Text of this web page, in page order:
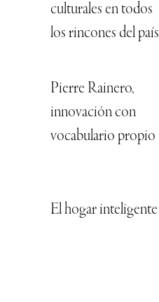
culturales en todos
los rincones del país
Pierre Rainero,
innovación con
vocabulario propio
El hogar inteligente